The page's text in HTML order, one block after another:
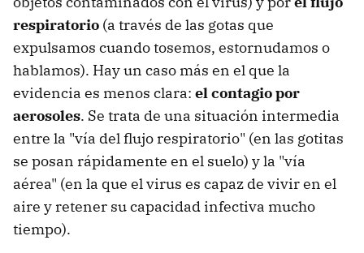
respiratorio (a través de las gotas que
expulsamos cuando tosemos, estornudamos o
hablamos). Hay un caso más en el que la
evidencia es menos clara: el contagio por
aerosoles. Se trata de una situación intermedia
entre la "vía del flujo respiratorio" (en las gotitas
se posan rápidamente en el suelo) y la "vía
aérea" (en la que el virus es capaz de vivir en el
aire y retener su capacidad infectiva mucho
tiempo).